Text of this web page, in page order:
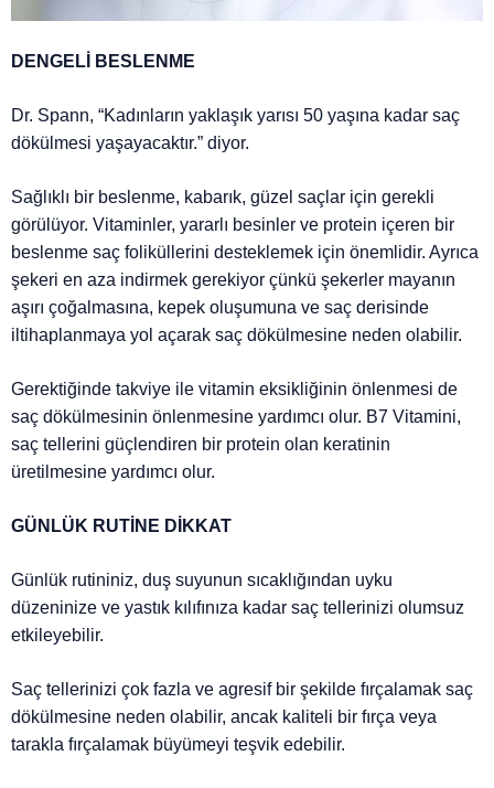
DENGELİ BESLENME
Dr. Spann, “Kadınların yaklaşık yarısı 50 yaşına kadar saç
dökülmesi yaşayacaktır.” diyor.
Sağlıklı bir beslenme, kabarık, güzel saçlar için gerekli
görülüyor. Vitaminler, yararlı besinler ve protein içeren bir
beslenme saç foliküllerini desteklemek için önemlidir. Ayrıca
şekeri en aza indirmek gerekiyor çünkü şekerler mayanın
aşırı çoğalmasına, kepek oluşumuna ve saç derisinde
iltihaplanmaya yol açarak saç dökülmesine neden olabilir.
Gerektiğinde takviye ile vitamin eksikliğinin önlenmesi de
saç dökülmesinin önlenmesine yardımcı olur. B7 Vitamini,
saç tellerini güçlendiren bir protein olan keratinin
üretilmesine yardımcı olur.
GÜNLÜK RUTİNE DİKKAT
Günlük rutininiz, duş suyunun sıcaklığından uyku
düzeninize ve yastık kılıfınıza kadar saç tellerinizi olumsuz
etkileyebilir.
Saç tellerinizi çok fazla ve agresif bir şekilde fırçalamak saç
dökülmesine neden olabilir, ancak kaliteli bir fırça veya
tarakla fırçalamak büyümeyi teşvik edebilir.